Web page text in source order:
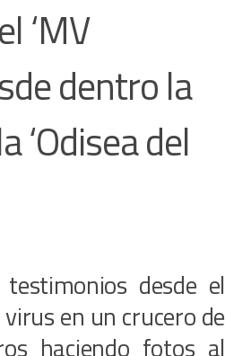
‘MV
dentro la
‘Odisea del
desde el
en un crucero de
haciendo fotos al